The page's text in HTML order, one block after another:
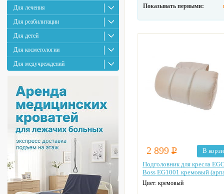
Для лечения
Для реабилитации
Для детей
Для косметологии
Для медучреждений
Показывать первыми:
2 899 Р
В
Подголовник для кресла
Boss EG1001 кремовый
Цвет: кремовый